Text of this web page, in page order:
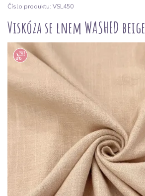
Číslo produktu: VSL450
Viskóza se lnem WASHED beige